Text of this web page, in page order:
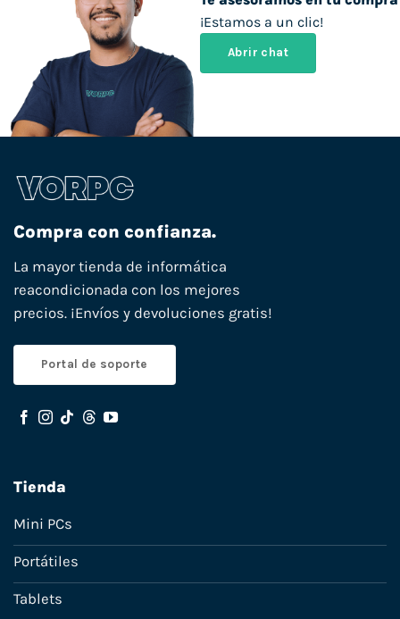
¡Estamos a un clic!
Abrir chat
Compra con confianza.
La mayor tienda de informática
reacondicionada con los mejores
precios. ¡Envíos y devoluciones gratis!
Portal de soporte
Tienda
Mini PCs
Portátiles
Tablets